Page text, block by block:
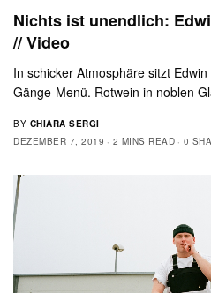
Nichts ist unendlich:
// Video
In schicker Atmosphäre sitzt
Gänge-Menü. Rotwein in noblen
BY CHIARA SERGI
DEZEMBER 7, 2019
2 MINS READ 0